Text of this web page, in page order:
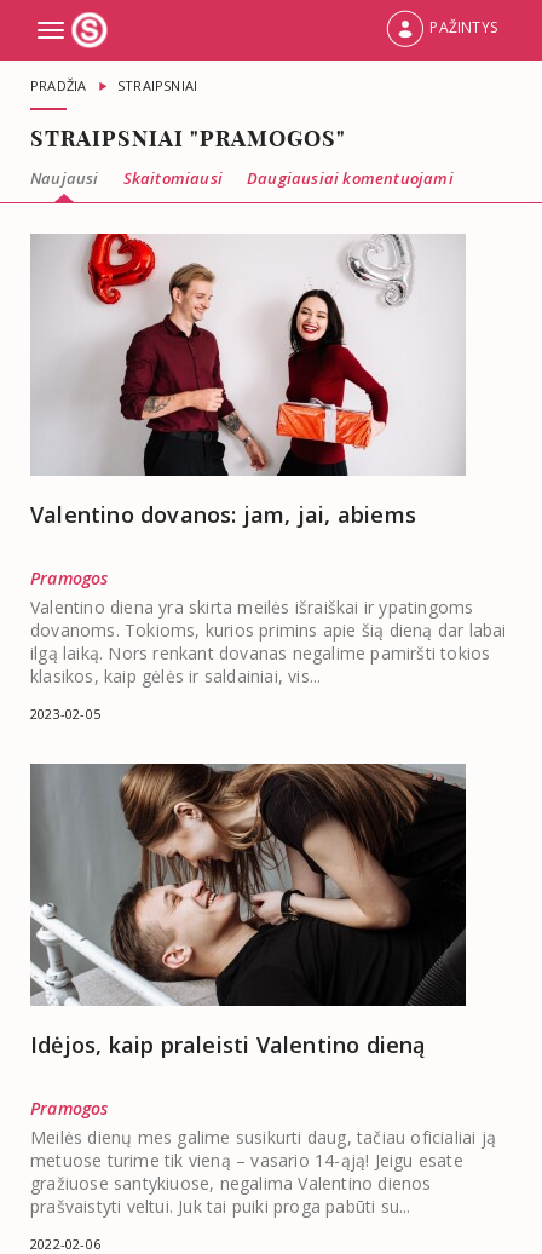
Toggle
navigation
PAŽINTYS
PRADŽIA STRAIPSNIAI
STRAIPSNIAI "PRAMOGOS"
Naujausi Skaitomiausi Daugiausiai komentuojami
Valentino dovanos: jam, jai, abiems
Pramogos
Valentino diena yra skirta meilės išraiškai ir ypatingoms
dovanoms. Tokioms, kurios primins apie šią dieną dar labai
ilgą laiką. Nors renkant dovanas negalime pamiršti tokios
klasikos, kaip gėlės ir saldainiai, vis...
2023-02-05
Idėjos, kaip praleisti Valentino dieną
Pramogos
Meilės dienų mes galime susikurti daug, tačiau oficialiai ją
metuose turime tik vieną – vasario 14-ąją! Jeigu esate
gražiuose santykiuose, negalima Valentino dienos
prašvaistyti veltui. Juk tai puiki proga pabūti su...
2022-02-06